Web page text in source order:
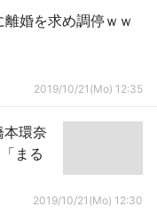
婚を求め調停ｗｗ
2019/10/21(Mo) 12:35
本環奈
まる
2019/10/21(Mo) 12:30